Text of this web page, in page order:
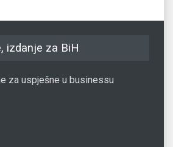
izdanje za BiH
za uspješne u businessu